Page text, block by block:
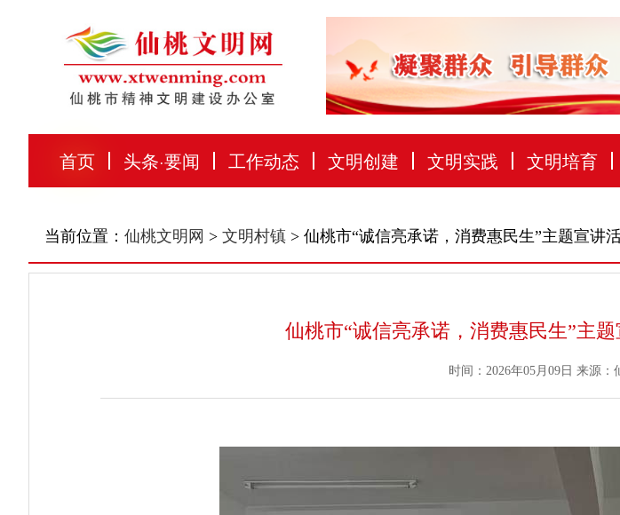
首页 头条·要闻 工作动态 文明创建 文明实践 文明培育
当前位置： 仙桃文明网 > 文明村镇 > 仙桃市“诚信亮承诺，消费惠民生”主题宣讲
仙桃市“诚信亮承诺，消费惠民生”主
时间：2026年05月09日 来源：